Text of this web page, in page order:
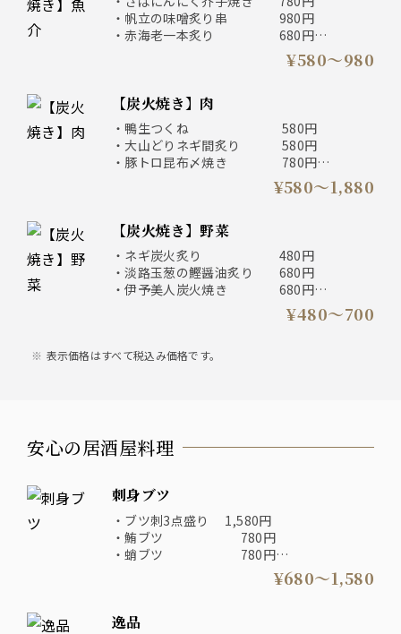
・帆立の味噌炙り串 980円
・赤海老一本炙り 680円
・銀だら西京焼き 880円
・イカ七味焼き ゴロマヨ 580円¥580〜980
【炭火焼き】肉
・鴨生つくね 580円
・大山どりネギ間炙り 580円
・豚トロ昆布〆焼き 780円
・厚切り牛タン炭火炙り 1880円¥580〜1,880
【炭火焼き】野菜
・ネギ炭火炙り 480円
・淡路玉葱の鰹醤油炙り 680円
・伊予美人炭火焼き 680円
・炭焼き男爵明太バター 580円
・蓮根唐墨焼き 700円¥480〜700
表示価格はすべて税込み価格です。
安心の居酒屋料理
刺身ブツ
・ブツ刺3点盛り 1,580円
・鮪ブツ 780円
・蛸ブツ 780円
・鯛ブツ 680円¥680〜1,580
逸品